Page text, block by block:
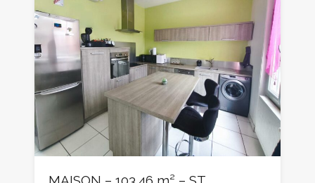
MAISON – 103.46 m² – ST